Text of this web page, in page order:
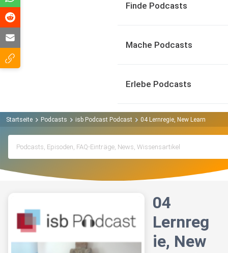
Finde Podcasts
Mache Podcasts
Erlebe Podcasts
Startseite Podcasts isb Podcast Podcast 04 Lernregie, New Learning
04
Lernreg
ie, New